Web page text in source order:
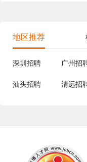
地区推荐
深圳招聘 广州招
汕头招聘 清远招